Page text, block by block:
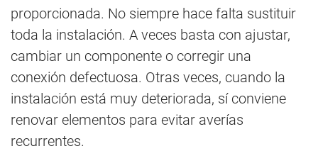
proporcionada. No siempre hace falta sustituir
toda la instalación. A veces basta con ajustar,
cambiar un componente o corregir una
conexión defectuosa. Otras veces, cuando la
instalación está muy deteriorada, sí conviene
renovar elementos para evitar averías
recurrentes.